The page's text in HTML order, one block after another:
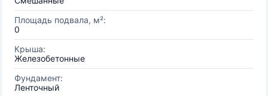
Площадь подвала, м²:
0
Крыша:
Железобетонные
Фундамент:
Ленточный